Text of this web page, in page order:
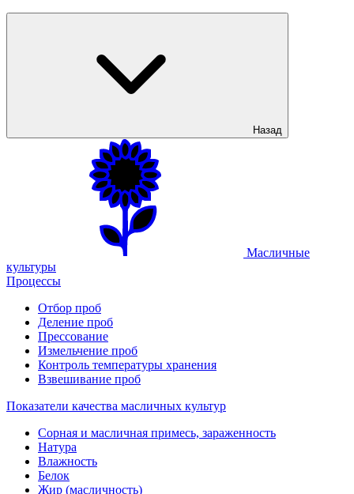
Назад
Масличные
культуры
Процессы
Отбор проб
Деление проб
Прессование
Измельчение проб
Контроль температуры хранения
Взвешивание проб
Показатели качества масличных культур
Сорная и масличная примесь, зараженность
Натура
Влажность
Белок
Жир (масличность)